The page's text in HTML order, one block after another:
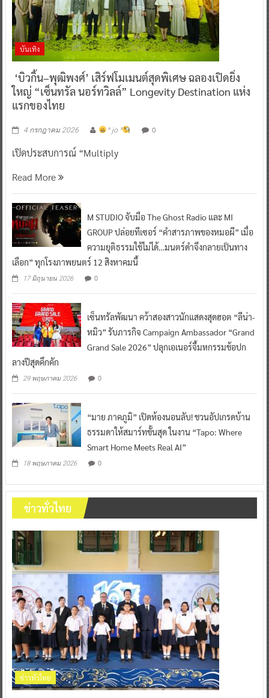
บันเทิง
‘บิวกิ้น–พุฒิพงศ์’ เสิร์ฟโมเมนต์สุดพิเศษ ฉลองเปิดยิ่ง
ใหญ่ “เซ็นทรัล นอร์ทวิลล์” Longevity Destination แห่ง
แรกของไทย
4 กรกฎาคม 2026 ^ jo ^ 0
เปิดประสบการณ์ “Multiply
Read More
M STUDIO จับมือ The Ghost Radio และ MI
GROUP ปล่อยทีเซอร์ “คำสารภาพของหมอผี” เมื่อ
ความยุติธรรมใช้ไม่ได้…มนตร์ดำจึงกลายเป็นทาง
เลือก” ทุกโรงภาพยนตร์ 12 สิงหาคมนี้
17 มิถุนายน 2026 0
เซ็นทรัลพัฒนา คว้าสองสาวนักแสดงสุดฮอต “ลีน่า-
หมิว” รับภารกิจ Campaign Ambassador “Grand
Grand Sale 2026” ปลุกเอเนอร์จี้มหกรรมช้อปก
ลางปีสุดคึกคัก
29 พฤษภาคม 2026 0
“มาย ภาคภูมิ” เปิดห้องนอนลับ! ชวนอัปเกรดบ้าน
ธรรมดาให้สมาร์ทขั้นสุด ในงาน “Tapo: Where
Smart Home Meets Real AI”
18 พฤษภาคม 2026 0
ข่าวทั่วไทย
ข่าวทั่วไทย